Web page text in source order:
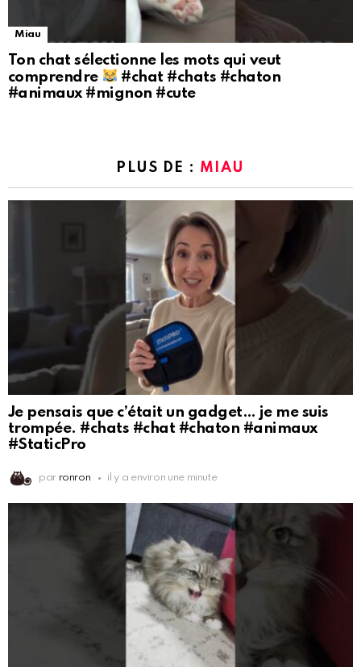
Miau
Ton chat sélectionne les mots qui veut
comprendre
#chat #chats #chaton
#animaux #mignon #cute
PLUS DE : MIAU
Je pensais que c’était un gadget… je me suis
trompée. #chats #chat #chaton #animaux
#StaticPro
par ronron il y a environ une minute